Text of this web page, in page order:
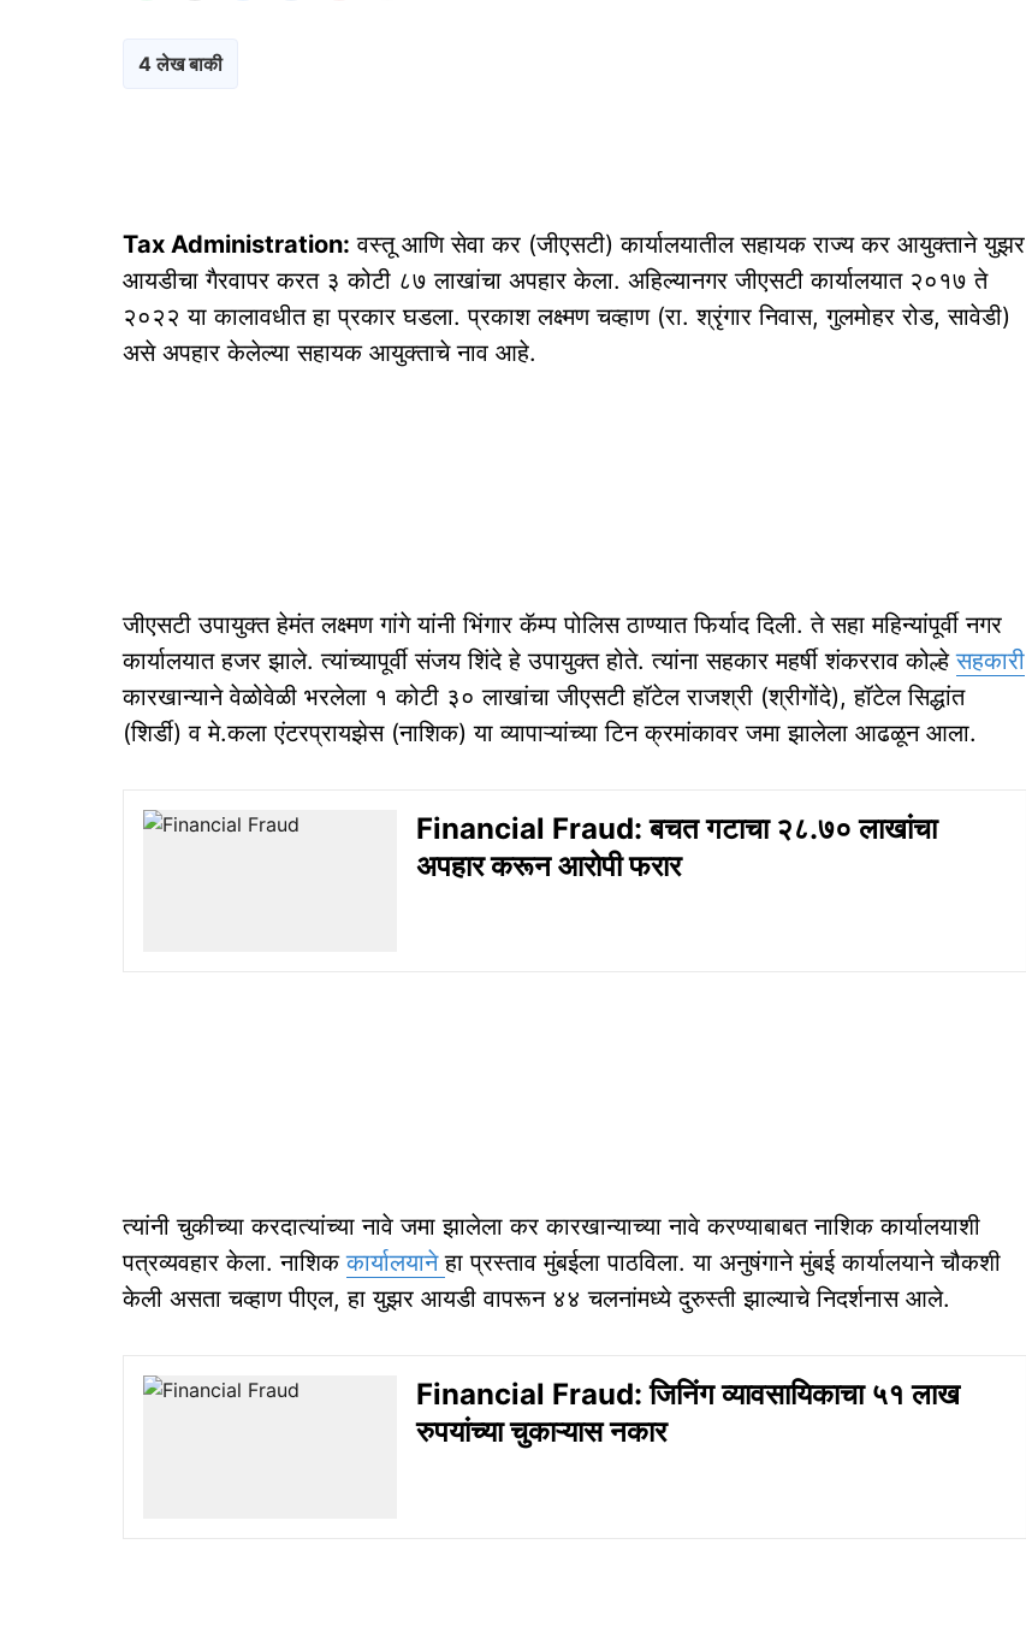
4 लेख बाकी
Tax Administration: वस्तू आणि सेवा कर (जीएसटी) कार्यालयातील सहायक राज्य कर आयुक्ताने युझर
आयडीचा गैरवापर करत ३ कोटी ८७ लाखांचा अपहार केला. अहिल्यानगर जीएसटी कार्यालयात २०१७ ते
२०२२ या कालावधीत हा प्रकार घडला. प्रकाश लक्ष्मण चव्हाण (रा. श्रृंगार निवास, गुलमोहर रोड, सावेडी)
असे अपहार केलेल्या सहायक आयुक्ताचे नाव आहे.
जीएसटी उपायुक्त हेमंत लक्ष्मण गांगे यांनी भिंगार कॅम्प पोलिस ठाण्यात फिर्याद दिली. ते सहा महिन्यांपूर्वी नगर
कार्यालयात हजर झाले. त्यांच्यापूर्वी संजय शिंदे हे उपायुक्त होते. त्यांना सहकार महर्षी शंकरराव कोल्हेसहकारी
कारखान्याने वेळोवेळी भरलेला १ कोटी ३० लाखांचा जीएसटी हॉटेल राजश्री (श्रीगोंदे), हॉटेल सिद्धांत
(शिर्डी) व मे.कला एंटरप्रायझेस (नाशिक) या व्यापाऱ्यांच्या टिन क्रमांकावर जमा झालेला आढळून आला.
Financial Fraud: बचत गटाचा २८.७० लाखांचा
अपहार करून आरोपी फरार
त्यांनी चुकीच्या करदात्यांच्या नावे जमा झालेला कर कारखान्याच्या नावे करण्याबाबत नाशिक कार्यालयाशी
पत्रव्यवहार केला. नाशिककार्यालयानेहा प्रस्ताव मुंबईला पाठविला. या अनुषंगाने मुंबई कार्यालयाने चौकशी
केली असता चव्हाण पीएल, हा युझर आयडी वापरून ४४ चलनांमध्ये दुरुस्ती झाल्याचे निदर्शनास आले.
Financial Fraud: जिनिंग व्यावसायिकाचा ५१ लाख
रुपयांच्या चुकाऱ्यास नकार